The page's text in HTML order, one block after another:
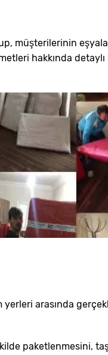
müşterilerinin
hakkında
arasında
paketlenmesini,